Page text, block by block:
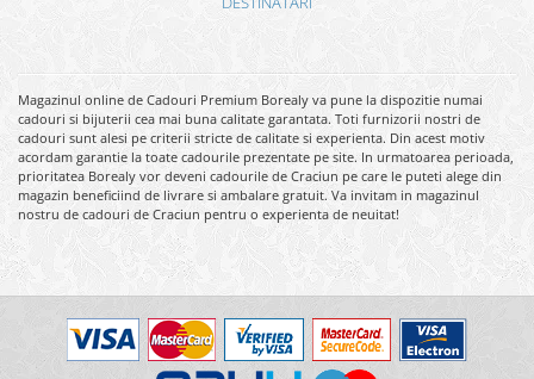
Magazinul online de Cadouri Premium Borealy va pune la dispozitie numai
cadouri si bijuterii cea mai buna calitate garantata. Toti furnizorii nostri de
cadouri sunt alesi pe criterii stricte de calitate si experienta. Din acest motiv
acordam garantie la toate cadourile prezentate pe site. In urmatoarea perioada,
prioritatea Borealy vor deveni cadourile de Craciun pe care le puteti alege din
magazin beneficiind de livrare si ambalare gratuit. Va invitam in magazinul
nostru de cadouri de Craciun pentru o experienta de neuitat!